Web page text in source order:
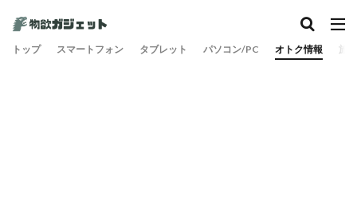
トップ スマートフォン タブレット パソコン/PC オトク情報 旅
カテゴリー